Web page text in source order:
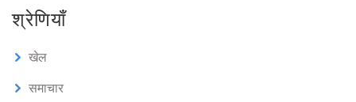
श्रेणियाँ
खेल
समाचार